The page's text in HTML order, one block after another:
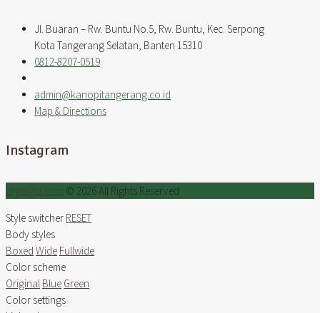
Jl. Buaran – Rw. Buntu No.5, Rw. Buntu, Kec. Serpong
Kota Tangerang Selatan, Banten 15310
0812-8207-0519
admin@kanopitangerang.co.id
Map & Directions
Instagram
argalyta.com © 2026 All Rights Reserved
Style switcher RESET
Body styles
Boxed Wide Fullwide
Color scheme
Original Blue Green
Color settings